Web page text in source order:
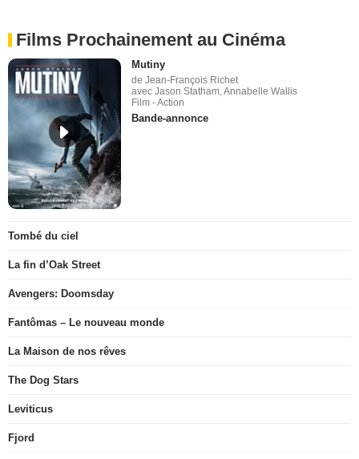
Films Prochainement au Cinéma
Mutiny
de Jean-François Richet
avec Jason Statham, Annabelle Wallis
Film - Action
Bande-annonce
Tombé du ciel
La fin d’Oak Street
Avengers: Doomsday
Fantômas – Le nouveau monde
La Maison de nos rêves
The Dog Stars
Leviticus
Fjord